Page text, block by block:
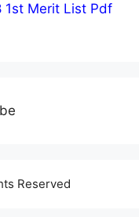
1st Merit List Pdf
Reserved